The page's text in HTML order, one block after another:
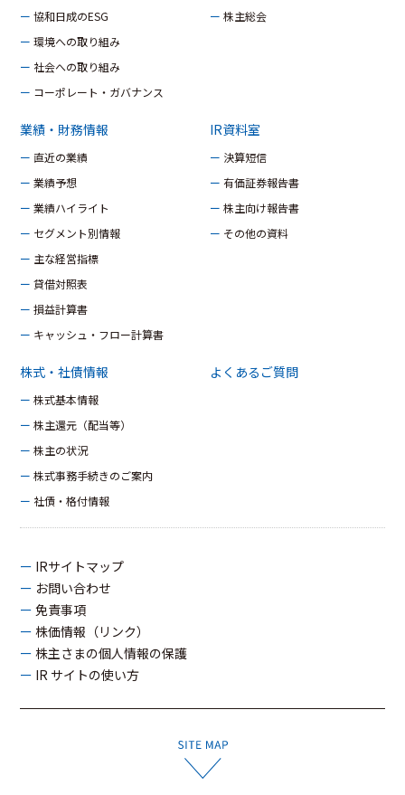
ー 協和日成のESG
ー 環境への取り組み
ー 社会への取り組み
ー コーポレート・ガバナンス
ー 株主総会
業績・財務情報
ー 直近の業績
ー 業績予想
ー 業績ハイライト
ー セグメント別情報
ー 主な経営指標
ー 貸借対照表
ー 損益計算書
ー キャッシュ・フロー計算書
IR資料室
ー 決算短信
ー 有価証券報告書
ー 株主向け報告書
ー その他の資料
株式・社債情報
ー 株式基本情報
ー 株主還元（配当等）
ー 株主の状況
ー 株式事務手続きのご案内
ー 社債・格付情報
よくあるご質問
ー IRサイトマップ
ー お問い合わせ
ー 免責事項
ー 株価情報（リンク）
ー 株主さまの個人情報の保護
ー IR サイトの使い方